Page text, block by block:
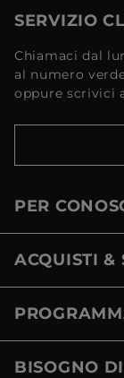
SERVIZIO
Chiamaci dal
al numero
oppure scrivici
PER
ACQUISTI &
BISOGNO